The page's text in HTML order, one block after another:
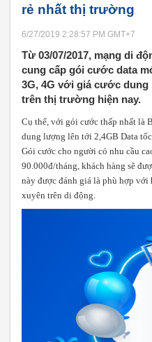
rẻ nhất thị trường
6/27/2019 2:28:57 PM GMT+7
Từ 03/07/2017, mạng di
cung cấp gói cước data
3G, 4G với giá cước
trên thị trường hiện nay.
Cụ thể, với gói cước thấp nhất là
dung lượng lên tới 2,4GB Data
Gói cước cho người có nhu cầu
90.000đ/tháng, khách hàng sẽ
này được đánh giá là phù hợp với
xuyên trên di động.